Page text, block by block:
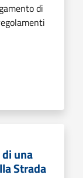
di
una
Strada